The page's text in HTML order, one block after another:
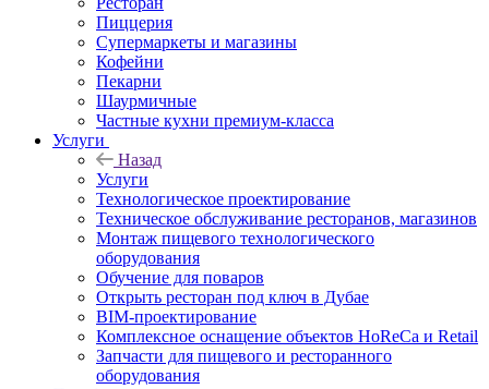
Пиццерия
Супермаркеты и магазины
Кофейни
Пекарни
Шаурмичные
Частные кухни премиум-класса
Услуги
Назад
Услуги
Технологическое проектирование
Техническое обслуживание ресторанов, магазинов
Монтаж пищевого технологического
оборудования
Обучение для поваров
Открыть ресторан под ключ в Дубае
BIM-проектирование
Комплексное оснащение объектов HoReCa и Retail
Запчасти для пищевого и ресторанного
оборудования